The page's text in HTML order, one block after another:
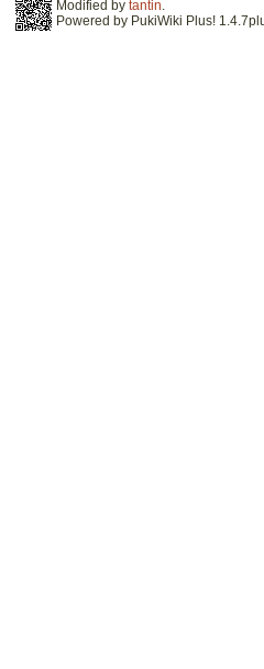
Modified by tantin.
Powered by PukiWiki Plus!